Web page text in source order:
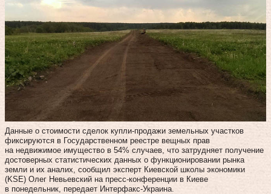
Данные о стоимости сделок купли-продажи земельных участков
фиксируются в Государственном реестре вещных прав
на недвижимое имущество в 54% случаев, что затрудняет получение
достоверных статистических данных о функционировании рынка
земли и их аналих, сообщил эксперт Киевской школы экономики
(KSE) Олег Невьевский на пресс-конференции в Киеве
в понедельник, передает Интерфакс-Украина.